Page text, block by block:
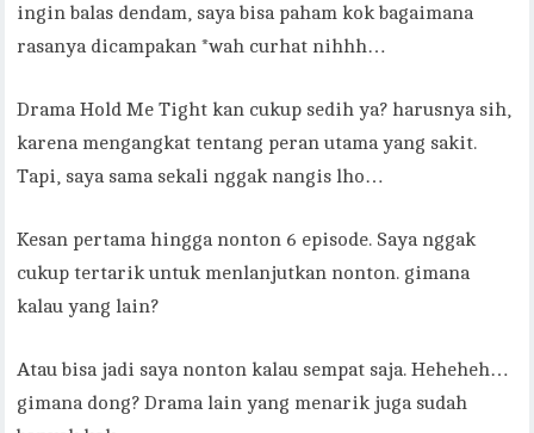
ingin balas dendam, saya bisa paham kok bagaimana
rasanya dicampakan *wah curhat nihhh…
Drama Hold Me Tight kan cukup sedih ya? harusnya sih,
karena mengangkat tentang peran utama yang sakit.
Tapi, saya sama sekali nggak nangis lho…
Kesan pertama hingga nonton 6 episode. Saya nggak
cukup tertarik untuk menlanjutkan nonton. gimana
kalau yang lain?
Atau bisa jadi saya nonton kalau sempat saja. Heheheh…
gimana dong? Drama lain yang menarik juga sudah